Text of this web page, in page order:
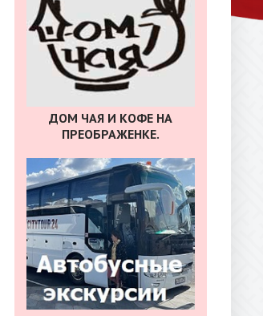
ДОМ ЧАЯ И КОФЕ НА
ПРЕОБРАЖЕНКЕ.